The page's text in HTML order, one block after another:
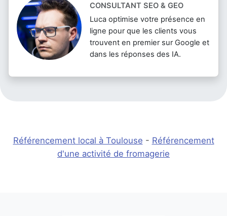
CONSULTANT SEO & GEO
Luca optimise votre présence en
ligne pour que les clients vous
trouvent en premier sur Google et
dans les réponses des IA.
Référencement local à Toulouse - Référencement
d'une activité de fromagerie